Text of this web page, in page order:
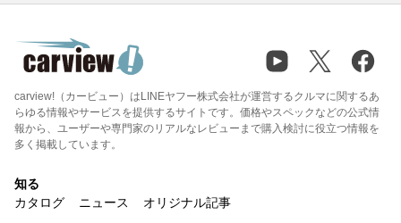
carview!（カービュー）はLINEヤフー株式会社が運営するクルマに関するあ
らゆる情報やサービスを提供するサイトです。価格やスペックなどの公式情
報から、ユーザーや専門家のリアルなレビューまで購入検討に役立つ情報を
多く掲載しています。
知る
カタログ
ニュース オリジナル記事